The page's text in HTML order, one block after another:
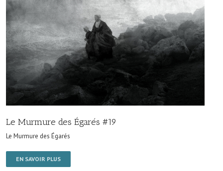
Le Murmure des Égarés #19
Le Murmure des Égarés
EN SAVOIR PLUS